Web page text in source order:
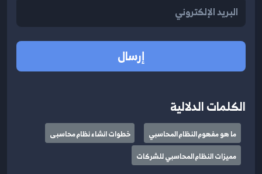
إرسال
الكلمات الدلالية
ما هو مفهوم النظام المحاسبي
خطوات انشاء نظام محاسبى
مميزات النظام المحاسبي للشركات